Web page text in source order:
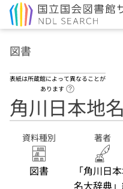
図書
表紙は所蔵館によって異なることが
あります
角川日本地
資料種別
図書
著者
「角川日
名大辞典